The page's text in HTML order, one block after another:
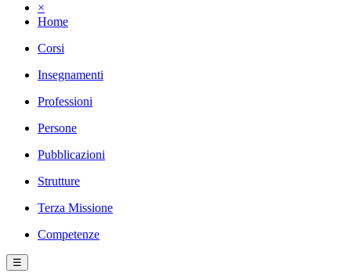
×
Home
Corsi
Insegnamenti
Professioni
Persone
Pubblicazioni
Strutture
Terza Missione
Competenze
☰